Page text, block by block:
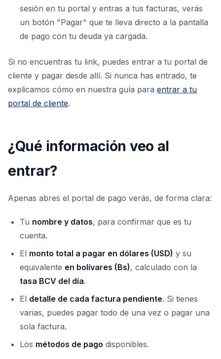
sesión en tu portal y entras a tus facturas, verás
un botón "Pagar" que te lleva directo a la pantalla
de pago con tu deuda ya cargada.
Si no encuentras tu link, puedes entrar a tu portal de
cliente y pagar desde allí. Si nunca has entrado, te
explicamos cómo en nuestra guía para entrar a tu
portal de cliente.
¿Qué información veo al
entrar?
Apenas abres el portal de pago verás, de forma clara:
Tu nombre y datos, para confirmar que es tu
cuenta.
El monto total a pagar en dólares (USD) y su
equivalente en bolívares (Bs), calculado con la
tasa BCV del día.
El detalle de cada factura pendiente. Si tienes
varias, puedes pagar todo de una vez o pagar una
sola factura.
Los métodos de pago disponibles.